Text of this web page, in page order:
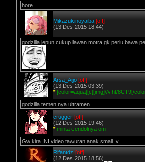
hore
Mikazukinoyaiba [off]
(13 Des 2015 18:44)
godzilla jepun cukup lawan motra gk perlu bawa
Arsa_Aijo [off]
(13 Des 2015 03:39)
* [color=aqua][c][img]//v.ht/8CT9[/
godzilla temen nya ultramen
crugger [off]
(12 Des 2015 19:46)
* minta cendolnya om
Gw kira INI video tawuran anak small :v
Rifantdz [off]
(12 Des 2015 18:56)